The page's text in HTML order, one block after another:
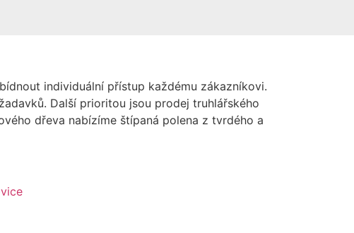
individuální přístup každému zákazníkovi.
Další prioritou jsou prodej truhlářského
dřeva nabízíme štípaná polena z tvrdého a